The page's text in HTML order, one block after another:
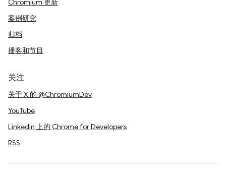
Chromium 更新
案例研究
归档
播客和节目
关注
关于 X 的 @ChromiumDev
YouTube
LinkedIn 上的 Chrome for Developers
RSS